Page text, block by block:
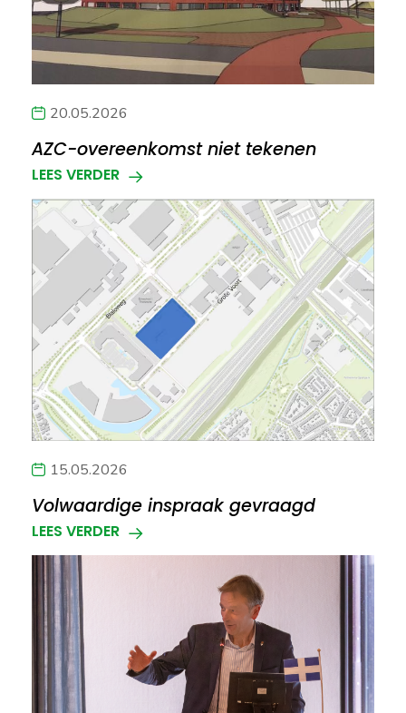
20.05.2026
AZC-overeenkomst niet tekenen
LEES VERDER
15.05.2026
Volwaardige inspraak gevraagd
LEES VERDER